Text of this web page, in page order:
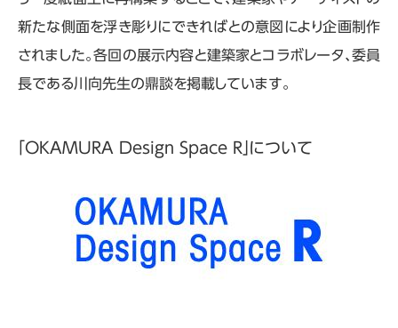
新たな側面を浮き彫りにできればとの意図により企画制作
されました。各回の展示内容と建築家とコラボレータ、委員
長である川向先生の鼎談を掲載しています。
「OKAMURA Design Space R」について